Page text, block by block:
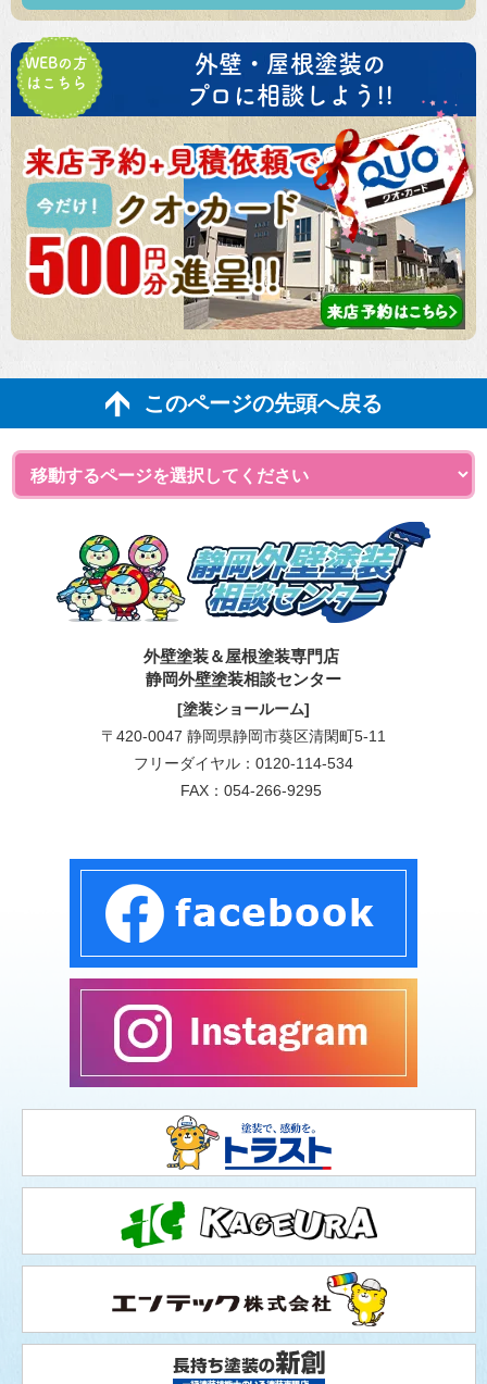
WEBの方
はこちら
外壁・屋根塗装の
プロに相談しよう!!
このページの先頭へ戻る
外壁塗装＆屋根塗装専門店
静岡外壁塗装相談センター
[塗装ショールーム]
〒420-0047 静岡県静岡市葵区清閑町5-11
フリーダイヤル： 0120-114-534
FAX：054-266-9295